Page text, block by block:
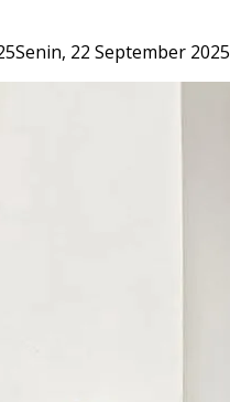
Senin, 22 September 2025